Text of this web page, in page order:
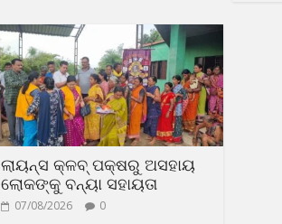
ଲାୟନ୍ସ କ୍ଳବ୍ ପକ୍ଷରୁ ଅସହାୟ
ଲୋକଙ୍କୁ ବନ୍ୟା ସହାୟତା
07/08/2026 0